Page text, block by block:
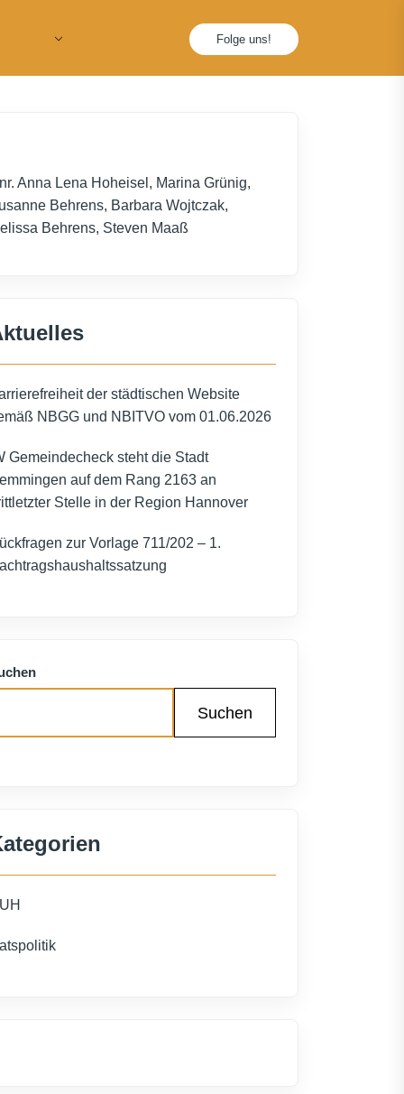
Folge uns!
Anna Lena Hoheisel, Marina Grünig,
Behrens, Barbara Wojtczak,
Behrens, Steven Maaß
der städtischen Website
NBGG und NBITVO vom 01.06.2026
Gemeindecheck steht die Stadt
auf dem Rang 2163 an
Stelle in der Region Hannover
zur Vorlage 711/202 – 1.
Suchen